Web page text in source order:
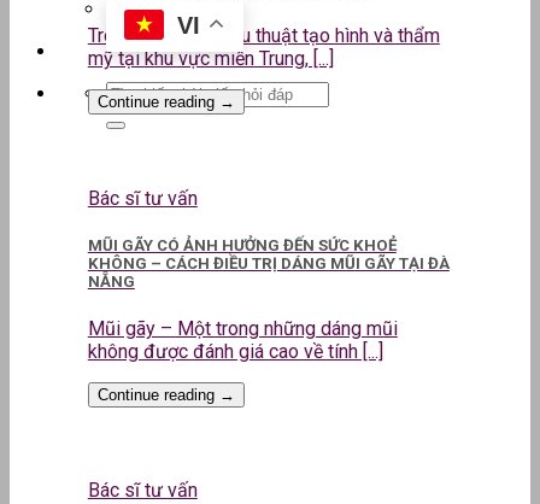
VI
Trong lĩnh vực phẫu thuật tạo hình và thẩm
mỹ tại khu vực miền Trung, [...]
Continue reading →
Bác sĩ tư vấn
MŨI GÃY CÓ ẢNH HƯỞNG ĐẾN SỨC KHOẺ
KHÔNG – CÁCH ĐIỀU TRỊ DÁNG MŨI GÃY TẠI ĐÀ
NẴNG
Mũi gãy – Một trong những dáng mũi
không được đánh giá cao về tính [...]
Continue reading →
Bác sĩ tư vấn